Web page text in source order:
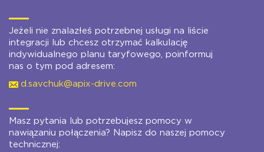
Jeżeli nie znalazłeś potrzebnej usługi na liście
integracji lub chcesz otrzymać kalkulację
indywidualnego planu taryfowego, poinformuj
nas o tym pod adresem:
d.savchuk@apix-drive.com
Masz pytania lub potrzebujesz pomocy w
nawiązaniu połączenia? Napisz do naszej pomocy
technicznej: